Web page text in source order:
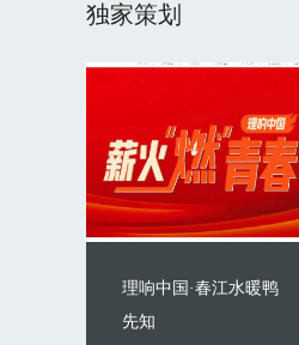
独家策划
理响中国·春江水暖鸭
先知